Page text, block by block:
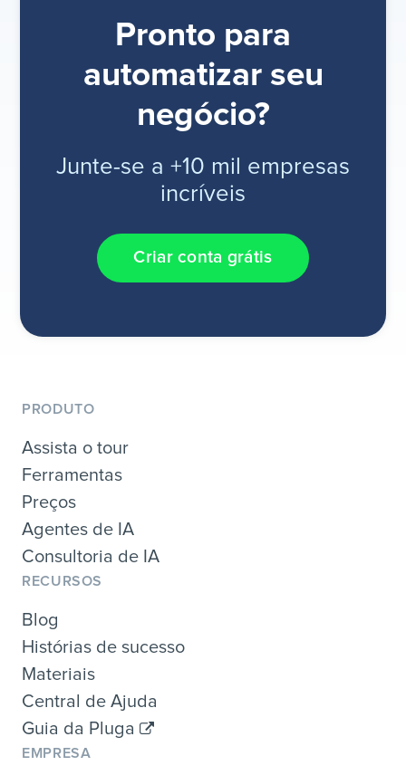
Pronto para
automatizar seu
negócio?
Junte-se a +10 mil empresas
incríveis
Criar conta grátis
PRODUTO
Assista o tour
Ferramentas
Preços
Agentes de IA
Consultoria de IA
RECURSOS
Blog
Histórias de sucesso
Materiais
Central de Ajuda
Guia da Pluga
EMPRESA